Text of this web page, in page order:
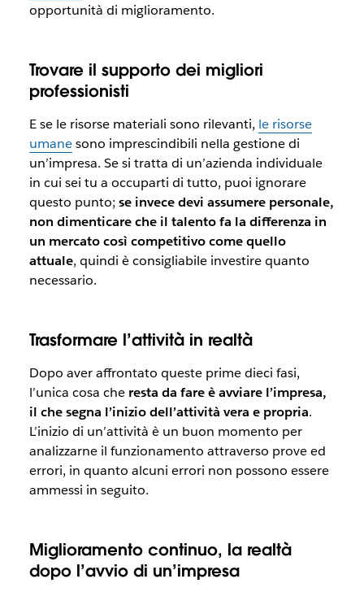
opportunità di miglioramento.
Trovare il supporto dei migliori
professionisti
E se le risorse materiali sono rilevanti, le risorse
umanesono imprescindibili nella gestione di
un’impresa. Se si tratta di un’azienda individuale
in cui sei tu a occuparti di tutto, puoi ignorare
questo punto; se invece devi assumere personale,
non dimenticare che il talento fa la differenza in
un mercato così competitivo come quello
attuale, quindi è consigliabile investire quanto
necessario.
Trasformare l’attività in realtà
Dopo aver affrontato queste prime dieci fasi,
l’unica cosa che resta da fare è avviare l’impresa,
il che segna l’inizio dell’attività vera e propria.
L’inizio di un’attività è un buon momento per
analizzarne il funzionamento attraverso prove ed
errori, in quanto alcuni errori non possono essere
ammessi in seguito.
Miglioramento continuo, la realtà
dopo l’avvio di un’impresa